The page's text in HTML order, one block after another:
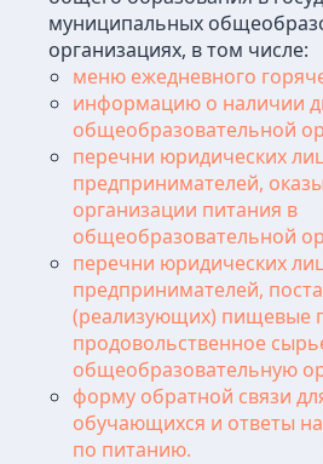
муниципальных
организациях, в том числе:
меню ежедневного
информацию о наличии
общеобразовательной
перечни юридических
предпринимателей,
организации питания в
общеобразовательной
перечни юридических
предпринимателей,
(реализующих) пищевые
продовольственное
общеобразовательную
форму обратной связи
обучающихся и ответы
по питанию.
Центр
Наука
Пресса
ИНСТИТУТ
Руководство
Ученый совет
Сведения об
образовательной
организации
ОБРАЗОВАНИЕ
Факультеты